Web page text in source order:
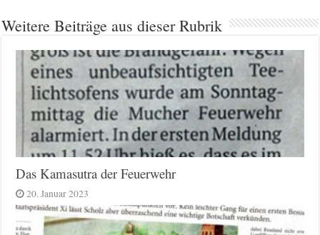
Weitere Beiträge aus dieser Rubrik
Das Kamasutra der Feuerwehr
20. Januar 2023